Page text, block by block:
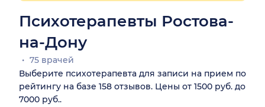
Психотерапевты Ростова-
на-Дону
75 врачей
Выберите психотерапевта для записи на прием по
рейтингу на базе 158 отзывов. Цены от 1500 руб. до
7000 руб..